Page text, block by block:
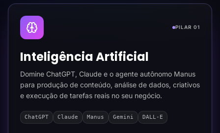
PILAR 01
Inteligência Artificial
Domine ChatGPT, Claude e o agente autônomo Manus
para produção de conteúdo, análise de dados, criativos
e execução de tarefas reais no seu negócio.
ChatGPT Claude Manus Gemini DALL-E